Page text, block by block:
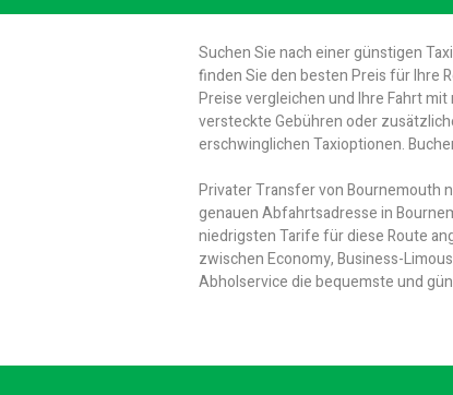
Suchen Sie nach einer günstigen
finden Sie den besten Preis für Ihre
Preise vergleichen und Ihre Fahrt
versteckte Gebühren oder
erschwinglichen Taxioptionen.
Privater Transfer von Bournemouth
genauen Abfahrtsadresse in
niedrigsten Tarife für diese Route
zwischen Economy, Business-
Abholservice die bequemste und